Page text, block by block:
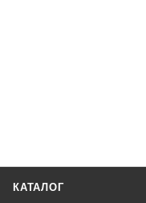
КАТАЛОГ